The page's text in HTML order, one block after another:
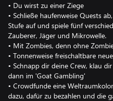
• Du wirst zu einer Ziege
• Schließe haufenweise Quests
Stufe auf und spiele fünf
Zauberer, Jäger und Mikrowelle.
• Mit Zombies, denn ohne
• Tonnenweise freischaltbare
• Schnapp dir deine Crew, klau
dann im 'Goat Gambling'
• Crowdfunde eine
dazu, dafür zu bezahlen und die